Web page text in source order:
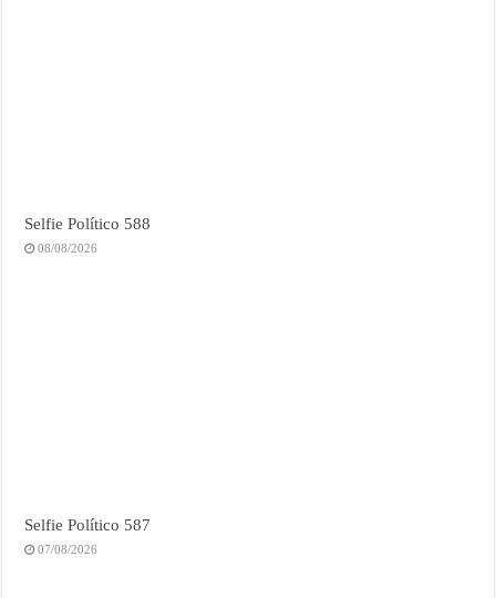
Selfie Político 588
08/08/2026
Selfie Político 587
07/08/2026